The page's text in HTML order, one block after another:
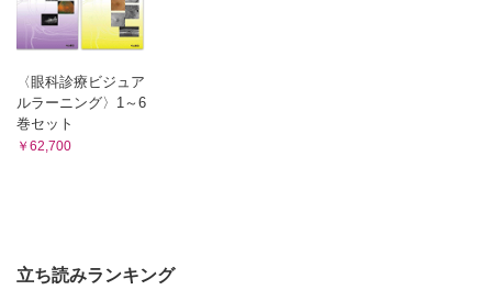
〈眼科診療ビジュア
ルラーニング〉1～6
巻セット
￥62,700
立ち読みランキング